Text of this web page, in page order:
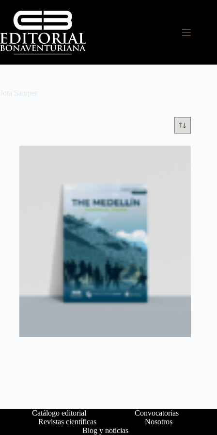
Jota Samper
Catálogo editorial
Convocatorias
Revistas científicas
Nosotros
Blog y noticias